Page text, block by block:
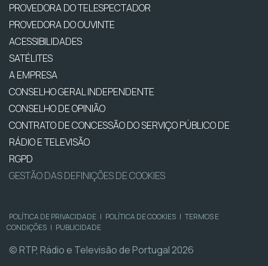
PROVEDORA DO TELESPECTADOR
PROVEDORA DO OUVINTE
ACESSIBILIDADES
SATÉLITES
A EMPRESA
CONSELHO GERAL INDEPENDENTE
CONSELHO DE OPINIÃO
CONTRATO DE CONCESSÃO DO SERVIÇO PÚBLICO DE
RÁDIO E TELEVISÃO
RGPD
GESTÃO DAS DEFINIÇÕES DE COOKIES
POLÍTICA DE PRIVACIDADE | POLÍTICA DE COOKIES | TERMOS E
CONDIÇÕES | PUBLICIDADE
© RTP, Rádio e Televisão de Portugal 2026